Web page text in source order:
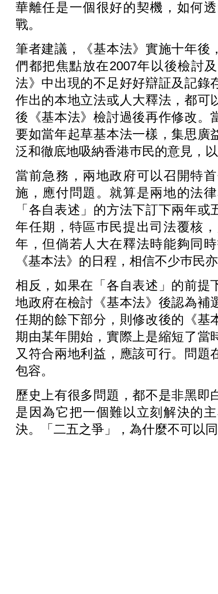
華離任是一個很好的契機，如何
戰。
筆者建議，《基本法》實施十年後
們都把焦點放在2007年以後檢討
法》中出現的不足好好辯証及記錄
作出的本地立法或人大釋法，都可
後《基本法》檢討過後再作修改。
要如當年起草基本法一樣，集思廣
泛和徹底地吸納香港巿民的意見，
當前急務，兩地政府可以召開特
施，應付問題。就算是兩地的法
「各自表述」的方法下訂下兩年
年任期，特區巿民提出司法覆核
年，但倘若人大在釋法時能夠同
《基本法》的日程，相信不少巿民
相反，如果在「各自表述」的前提
地政府在檢討《基本法》後認為補
任期的餘下部分，則修改後的《基
期由某年開始，實際上是縮短了當
又符合兩地利益，應該可行。問
包容。
歷史上有很多問題，都不是非黑即
是因為它把一個難以立刻解決的
決。「二五之爭」，為什麼不可以